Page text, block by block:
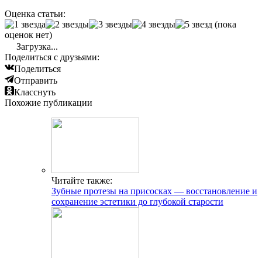
Оценка статьи:
(пока
оценок нет)
Загрузка...
Поделиться с друзьями:
Поделиться
Отправить
Класснуть
Похожие публикации
Читайте также:
Зубные протезы на присосках — восстановление и
сохранение эстетики до глубокой старости